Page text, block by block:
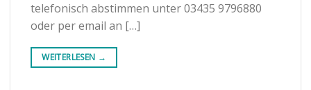
telefonisch abstimmen unter 03435 9796880
oder per email an […]
WEITERLESEN →